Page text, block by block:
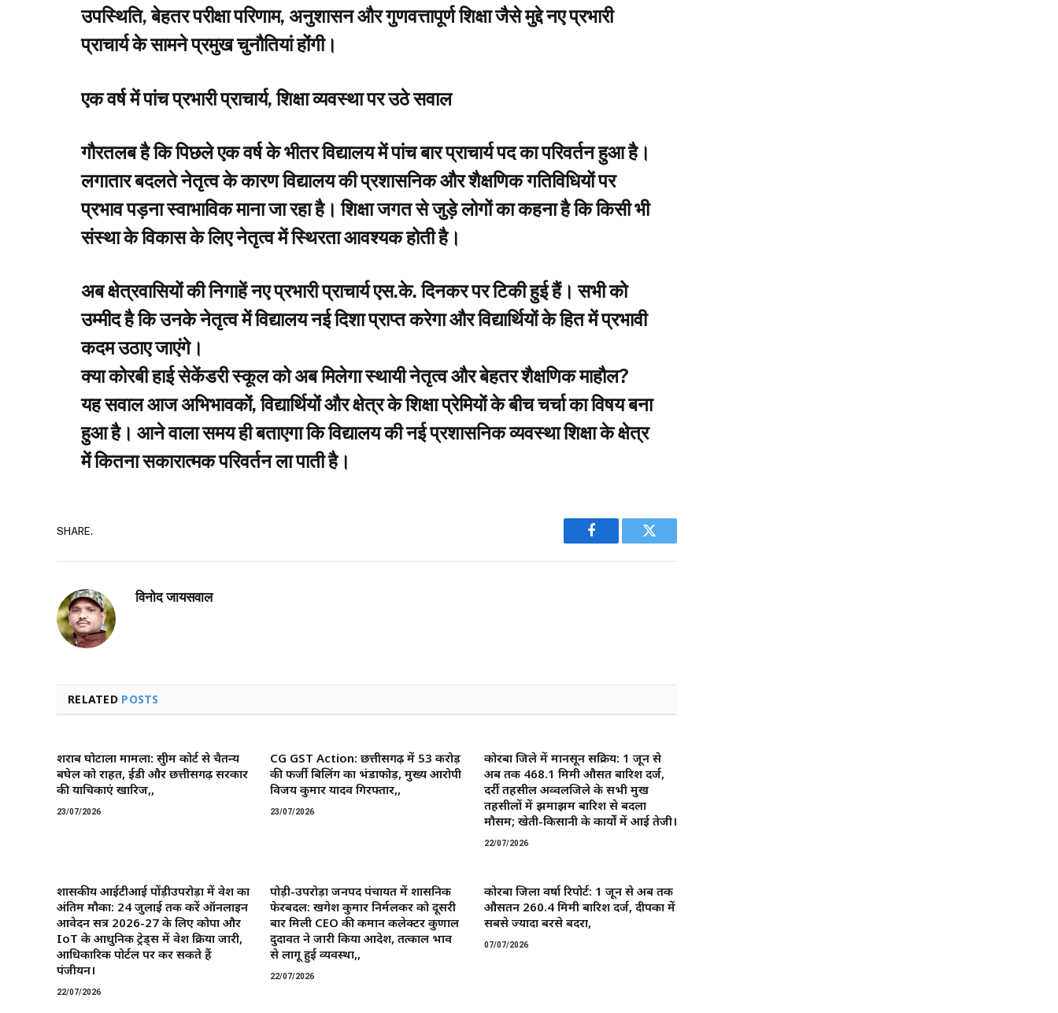
उपस्थिति, बेहतर परीक्षा परिणाम, अनुशासन और गुणवत्तापूर्ण शिक्षा जैसे मुद्दे नए प्रभारी
प्राचार्य के सामने प्रमुख चुनौतियां होंगी।
एक वर्ष में पांच प्रभारी प्राचार्य, शिक्षा व्यवस्था पर उठे सवाल
गौरतलब है कि पिछले एक वर्ष के भीतर विद्यालय में पांच बार प्राचार्य पद का परिवर्तन हुआ है।
लगातार बदलते नेतृत्व के कारण विद्यालय की प्रशासनिक और शैक्षणिक गतिविधियों पर
प्रभाव पड़ना स्वाभाविक माना जा रहा है। शिक्षा जगत से जुड़े लोगों का कहना है कि किसी भी
संस्था के विकास के लिए नेतृत्व में स्थिरता आवश्यक होती है।
अब क्षेत्रवासियों की निगाहें नए प्रभारी प्राचार्य एस.के. दिनकर पर टिकी हुई हैं। सभी को
उम्मीद है कि उनके नेतृत्व में विद्यालय नई दिशा प्राप्त करेगा और विद्यार्थियों के हित में प्रभावी
कदम उठाए जाएंगे।
क्या कोरबी हाई सेकेंडरी स्कूल को अब मिलेगा स्थायी नेतृत्व और बेहतर शैक्षणिक माहौल?
यह सवाल आज अभिभावकों, विद्यार्थियों और क्षेत्र के शिक्षा प्रेमियों के बीच चर्चा का विषय बना
हुआ है। आने वाला समय ही बताएगा कि विद्यालय की नई प्रशासनिक व्यवस्था शिक्षा के क्षेत्र
में कितना सकारात्मक परिवर्तन ला पाती है।
SHARE.
Facebook Twitter
विनोद जायसवाल
RELATED POSTS
शराब घोटाला मामला: सुप्रीम कोर्ट से चैतन्य
बघेल को राहत, ईडी और छत्तीसगढ़ सरकार
की याचिकाएं खारिज,,
23/07/2026
CG GST Action: छत्तीसगढ़ में 53 करोड़
की फर्जी बिलिंग का भंडाफोड़, मुख्य आरोपी
विजय कुमार यादव गिरफ्तार,,
23/07/2026
कोरबा जिले में मानसून सक्रिय: 1 जून से
अब तक 468.1 मिमी औसत बारिश दर्ज,
दर्री तहसील अव्वलजिले के सभी प्रमुख
तहसीलों में झमाझम बारिश से बदला
मौसम; खेती-किसानी के कार्यों में आई तेजी।
22/07/2026
शासकीय आईटीआई पोंड़ीउपरोड़ा में प्रवेश का
अंतिम मौका: 24 जुलाई तक करें ऑनलाइन
आवेदन सत्र 2026-27 के लिए कोपा और
IoT के आधुनिक ट्रेड्स में प्रवेश प्रक्रिया जारी,
आधिकारिक पोर्टल पर कर सकते हैं
पंजीयन।
22/07/2026
पोड़ी-उपरोड़ा जनपद पंचायत में प्रशासनिक
फेरबदल: खगेश कुमार निर्मलकर को दूसरी
बार मिली CEO की कमान ​कलेक्टर कुणाल
दुदावत ने जारी किया आदेश, तत्काल प्रभाव
से लागू हुई व्यवस्था,,
22/07/2026
कोरबा जिला वर्षा रिपोर्ट: 1 जून से अब तक
औसतन 260.4 मिमी बारिश दर्ज, दीपका में
सबसे ज्यादा बरसे बदरा,
07/07/2026